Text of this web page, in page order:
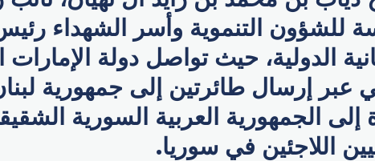
للشؤون التنموية وأسر الشهداء
الدولية، حيث تواصل دولة
عبر إرسال طائرتين إلى جمهورية
إلى الجمهورية العربية السورية
اللاجئين في سوريا.